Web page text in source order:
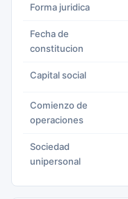
Forma juridica
Fecha de
constitucion
Capital social
Comienzo de
operaciones
Sociedad
unipersonal